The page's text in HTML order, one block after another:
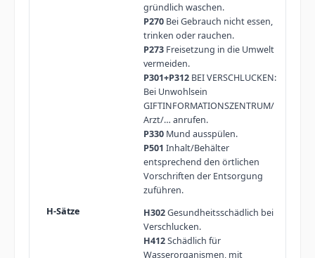
gründlich waschen.
P270Bei Gebrauch nicht essen,
trinken oder rauchen.
P273Freisetzung in die Umwelt
vermeiden.
P301+P312BEI VERSCHLUCKEN:
Bei Unwohlsein
GIFTINFORMATIONSZENTRUM/
Arzt/… anrufen.
P330Mund ausspülen.
P501 Inhalt/Behälter
entsprechend den örtlichen
Vorschriften der Entsorgung
zuführen.
H302Gesundheitsschädlich bei
Verschlucken.
H412Schädlich für
Wasserorganismen, mit